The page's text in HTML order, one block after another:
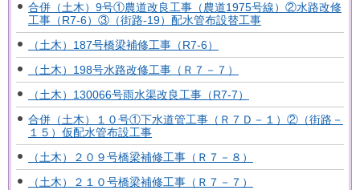
合併（土木）9号①農道改良工事（農道1975号線）②水路改修
工事（R7-6）③（街路-19）配水管布設替工事
（土木）187号橋梁補修工事（R7-6）
（土木）198号水路改修工事（Ｒ７－７）
（土木）130066号雨水渠改良工事（R7-7）
合併（土木）１０号①下水道管工事（Ｒ７Ｄ－１）②（街路－
１５）仮配水管布設工事
（土木）２０９号橋梁補修工事（Ｒ７－８）
（土木）２１０号橋梁補修工事（Ｒ７－７）